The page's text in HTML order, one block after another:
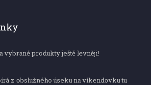
vybrané produkty ještě levněji!
z obslužného úseku na víkendovku tu